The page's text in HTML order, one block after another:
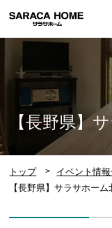
【長野県】
トップ イベント情
【長野県】サラサホーム